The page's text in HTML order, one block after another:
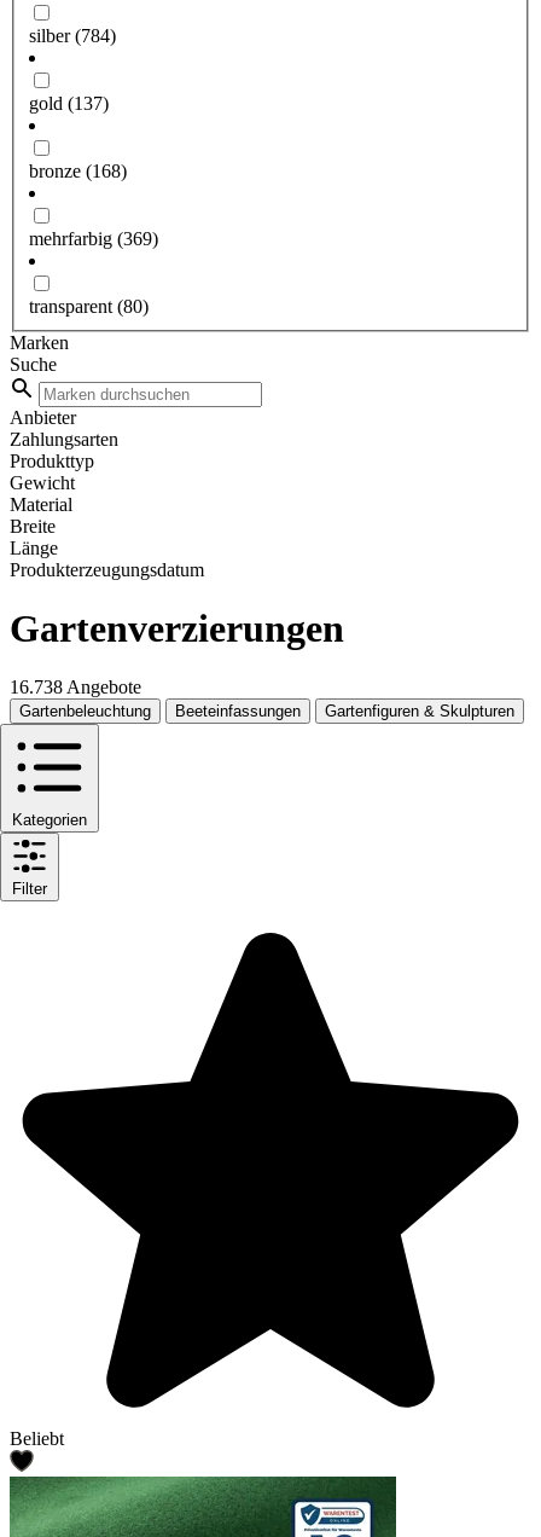
silber(784)
gold (137)
bronze (168)
mehrfarbig (369)
transparent (80)
Marken
Suche
Anbieter
Zahlungsarten
Produkttyp
Gewicht
Material
Breite
Länge
Produkterzeugungsdatum
Gartenverzierungen
16.738 Angebote
Gartenbeleuchtung Beeteinfassungen Gartenfiguren & Skulpturen
Kategorien
Filter
Beliebt